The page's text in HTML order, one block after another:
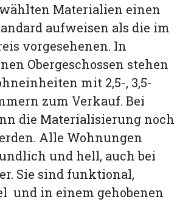
Materialien einen
aufweisen als die im
vorgesehenen. In
Obergeschossen stehen
mit 2,5-, 3,5-
zum Verkauf. Bei
die Materialisierung noch
Alle Wohnungen
und hell, auch bei
Sie sind funktional,
und in einem gehobenen